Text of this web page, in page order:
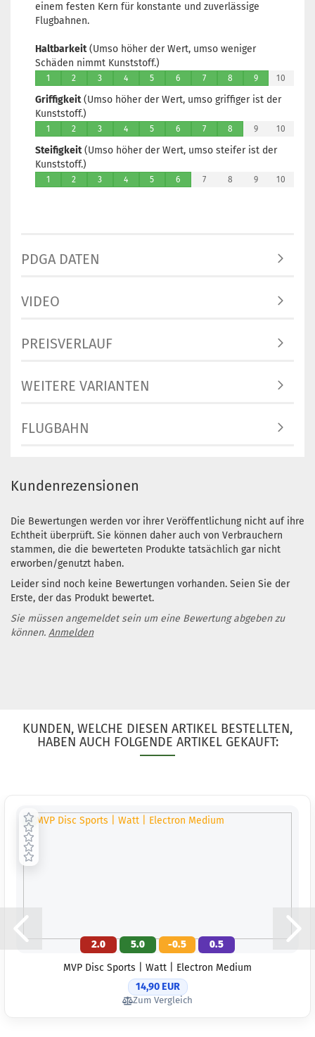
einem festen Kern für konstante und zuverlässige
Flugbahnen.
Haltbarkeit(Umso höher der Wert, umso weniger
Schäden nimmt Kunststoff.)
1 2 3 4 5 6 7 8 9 10
Griffigkeit(Umso höher der Wert, umso griffiger ist der
Kunststoff.)
1 2 3 4 5 6 7 8 9 10
Steifigkeit(Umso höher der Wert, umso steifer ist der
Kunststoff.)
1 2 3 4 5 6 7 8 9 10
PDGA DATEN
VIDEO
PREISVERLAUF
WEITERE VARIANTEN
FLUGBAHN
Kundenrezensionen
Die Bewertungen werden vor ihrer Veröffentlichung nicht auf ihre
Echtheit überprüft. Sie können daher auch von Verbrauchern
stammen, die die bewerteten Produkte tatsächlich gar nicht
erworben/genutzt haben.
Leider sind noch keine Bewertungen vorhanden. Seien Sie der
Erste, der das Produkt bewertet.
Sie müssen angemeldet sein um eine Bewertung abgeben zu
können. Anmelden
KUNDEN, WELCHE DIESEN ARTIKEL BESTELLTEN,
HABEN AUCH FOLGENDE ARTIKEL GEKAUFT:
2.0 5.0 -0.5
0.5
MVP Disc Sports | Watt | Electron Medium
14,90 EUR
Zum Vergleich